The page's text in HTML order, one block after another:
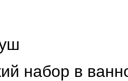
набор в